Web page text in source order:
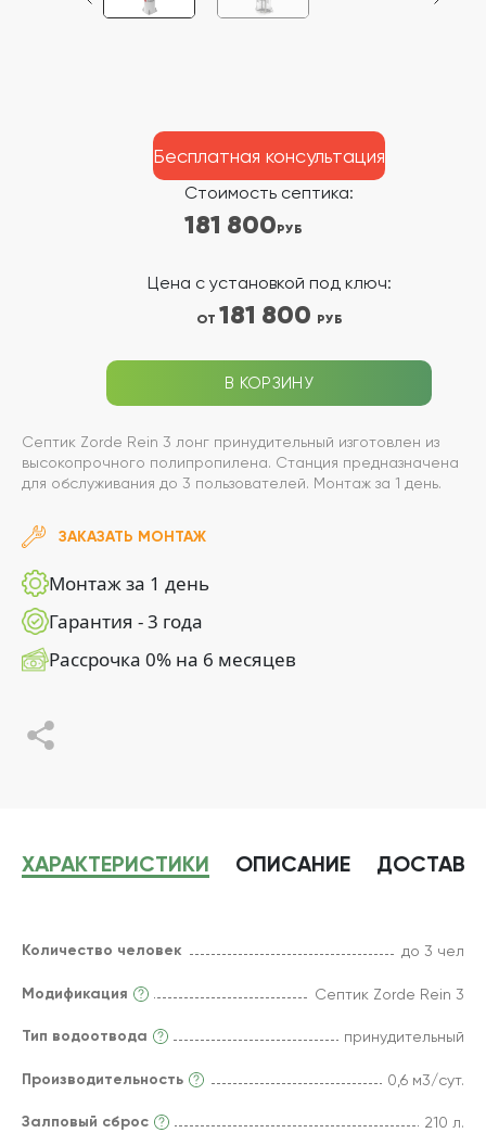
Стоимость септика:
181 800РУБ
Цена с установкой под ключ:
ОТ 181 800 РУБ
В КОРЗИНУ
Бесплатная консультация
Септик Zorde Rein 3 лонг принудительный изготовлен из
высокопрочного полипропилена. Станция предназначена
для обслуживания до 3 пользователей. Монтаж за 1 день.
ЗАКАЗАТЬ МОНТАЖ
Монтаж за 1 день
Гарантия - 3 года
Рассрочка 0% на 6 месяцев
ХАРАКТЕРИСТИКИ ОПИСАНИЕ
Количество человек до 3 чел
Модификация Септик Zorde Rein 3
Тип водоотвода принудительный
Производительность 0,6 м3/сут.
Залповый сброс 210 л.